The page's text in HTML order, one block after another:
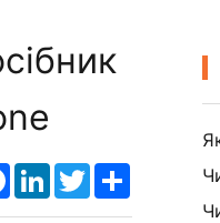
Facebook
LinkedInTwitterShare